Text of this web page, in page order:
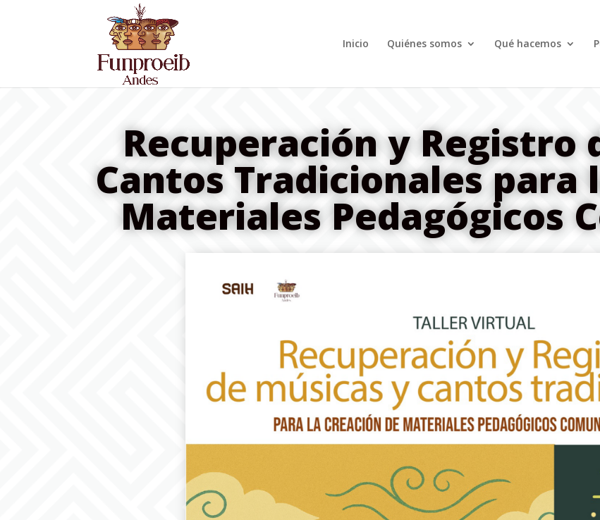
Inicio Quiénes somos Qué hacemos
Recuperación y Registro
Cantos Tradicionales para
Materiales Pedagógicos